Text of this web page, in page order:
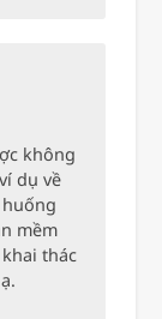
không
dụ về
mềm
thác